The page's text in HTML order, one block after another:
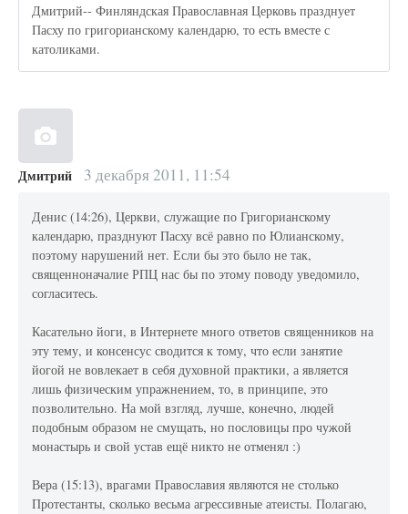
Дмитрий-- Финляндская Православная Церковь празднует
Пасху по григорианскому календарю, то есть вместе с
католиками.
Дмитрий 3 декабря 2011, 11:54
Денис (14:26), Церкви, служащие по Григорианскому
календарю, празднуют Пасху всё равно по Юлианскому,
поэтому нарушений нет. Если бы это было не так,
священноначалие РПЦ нас бы по этому поводу уведомило,
согласитесь.
Касательно йоги, в Интернете много ответов священников на
эту тему, и консенсус сводится к тому, что если занятие
йогой не вовлекает в себя духовной практики, а является
лишь физическим упражнением, то, в принципе, это
позволительно. На мой взгляд, лучше, конечно, людей
подобным образом не смущать, но пословицы про чужой
монастырь и свой устав ещё никто не отменял :)
Вера (15:13), врагами Православия являются не столько
Протестанты, сколько весьма агрессивные атеисты. Полагаю,